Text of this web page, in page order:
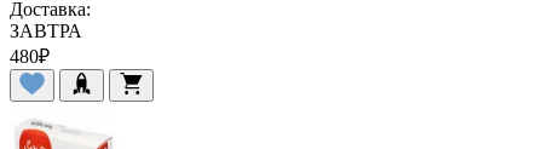
Доставка:
ЗАВТРА
480₽